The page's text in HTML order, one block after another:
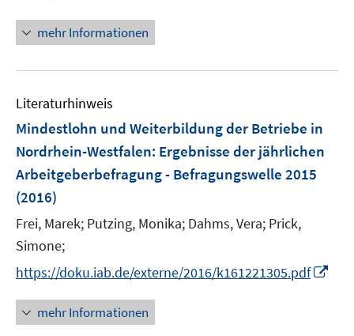
mehr Informationen
Literaturhinweis
Mindestlohn und Weiterbildung der Betriebe in
Nordrhein-Westfalen: Ergebnisse der jährlichen
Arbeitgeberbefragung - Befragungswelle 2015
(2016)
Frei, Marek; Putzing, Monika; Dahms, Vera; Prick,
Simone;
https://doku.iab.de/externe/2016/k161221305.pdf
mehr Informationen